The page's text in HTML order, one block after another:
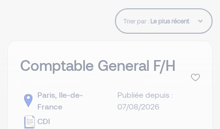
Trier par :
Comptable General F/H
Paris, Ile-de-
France
CDI
Publiée depuis :
07/08/2026